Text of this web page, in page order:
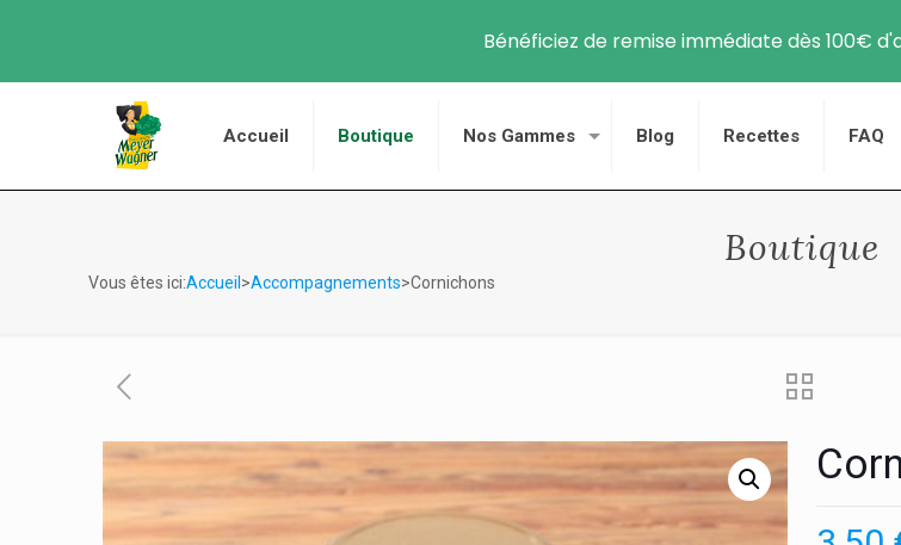
Accueil Boutique Nos Gammes Blog Recettes FAQ
Boutique
Vous êtes ici:Accueil >Accompagnements>Cornichons
Bénéficiez de remise immédiate dès 100€